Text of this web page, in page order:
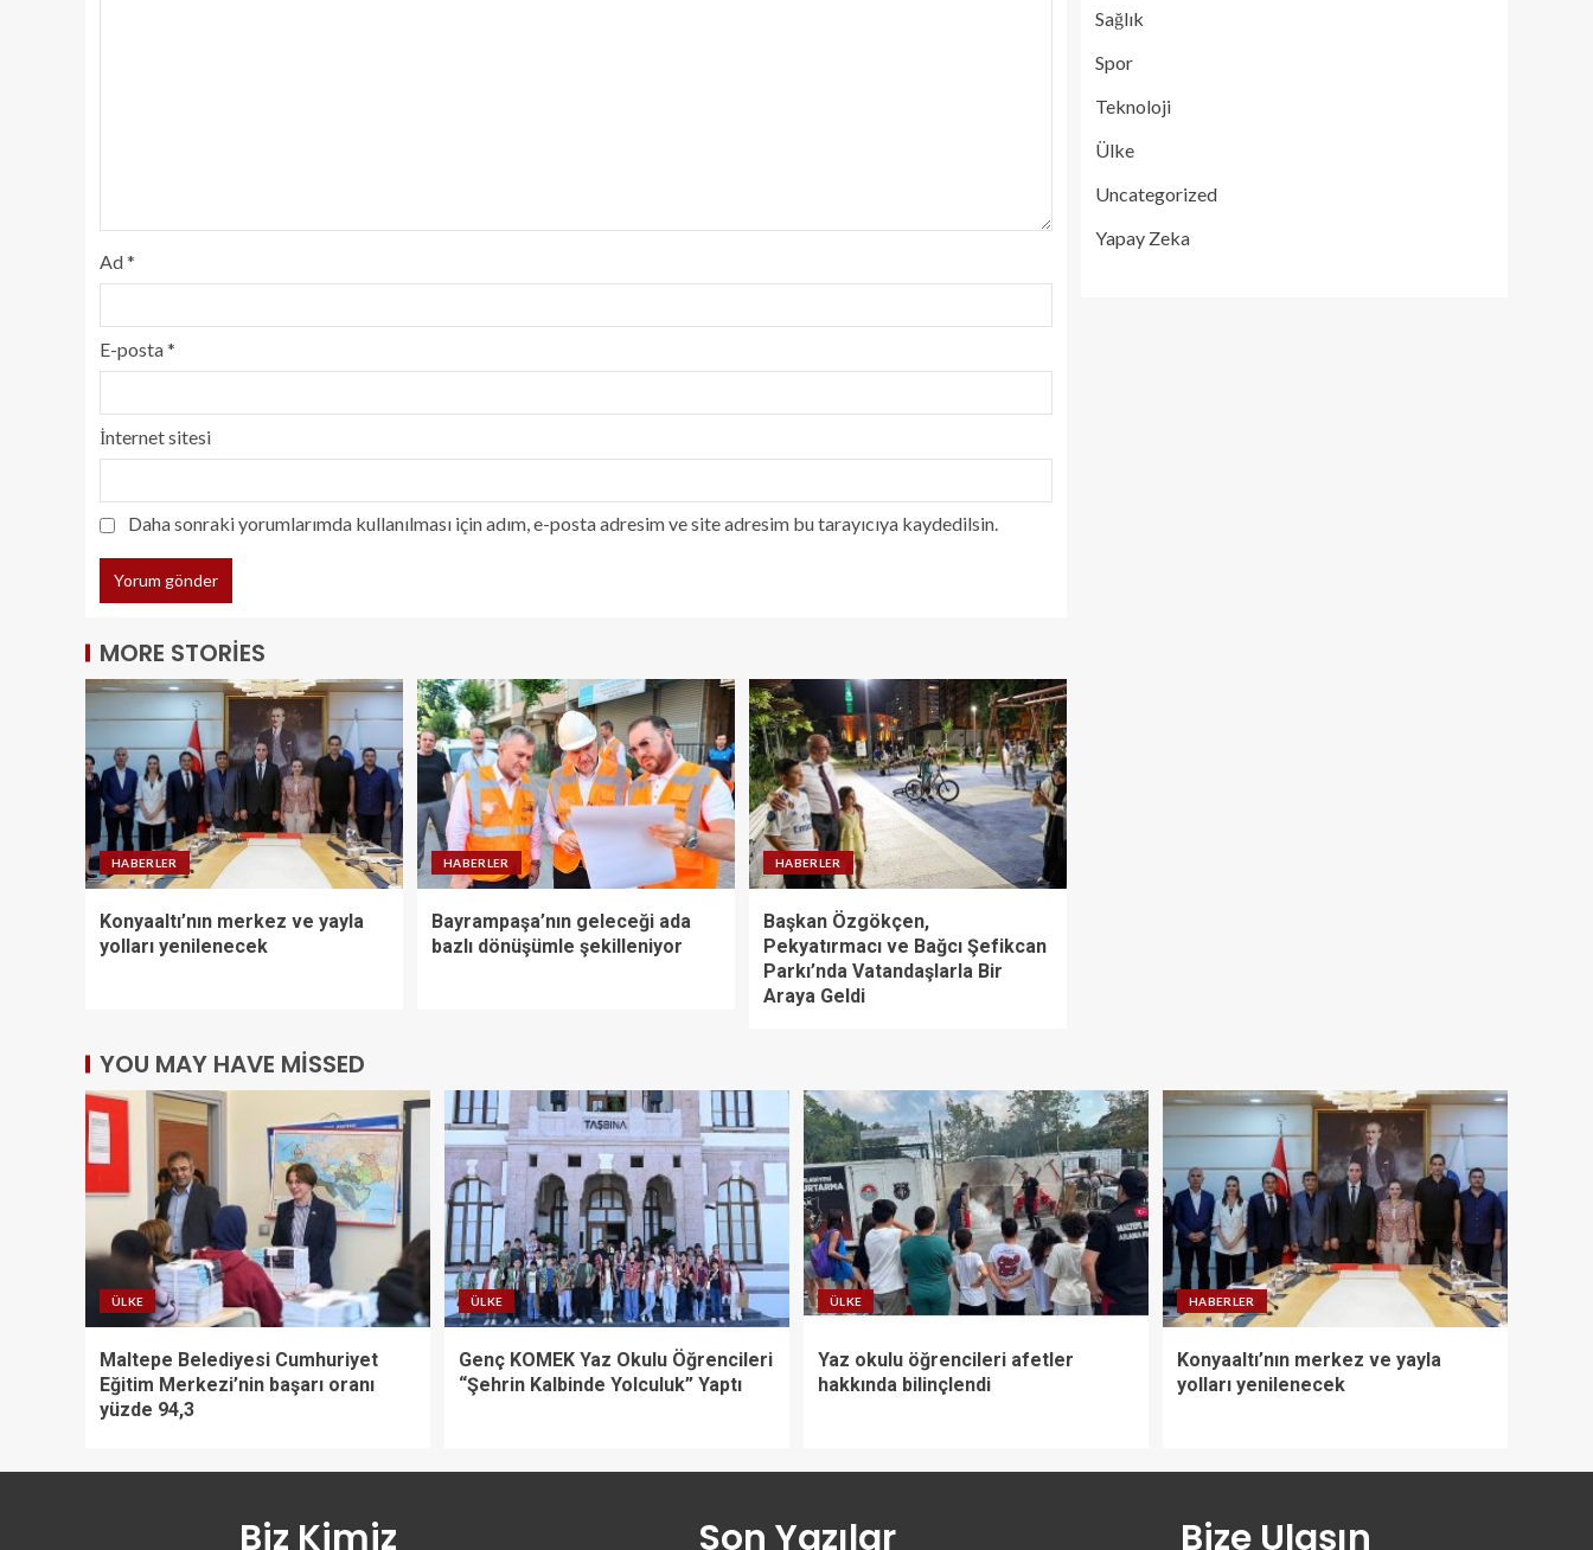
Ad*
E-posta*
İnternet sitesi
Daha sonraki yorumlarımda kullanılması için adım, e-posta adresim ve site adresim bu tarayıcıya kaydedilsin.
MORE STORIES
HABERLER
Konyaaltı’nın merkez ve yayla
yolları yenilenecek
HABERLER
Bayrampaşa’nın geleceği ada
bazlı dönüşümle şekilleniyor
HABERLER
Başkan Özgökçen,
Pekyatırmacı ve Bağcı Şefikcan
Parkı’nda Vatandaşlarla Bir
Araya Geldi
Sağlık
Spor
Teknoloji
Ülke
Uncategorized
Yapay Zeka
YOU MAY HAVE MISSED
ÜLKE
Maltepe Belediyesi Cumhuriyet
Eğitim Merkezi’nin başarı oranı
yüzde 94,3
ÜLKE
Genç KOMEK Yaz Okulu Öğrencileri
“Şehrin Kalbinde Yolculuk” Yaptı
ÜLKE
Yaz okulu öğrencileri afetler
hakkında bilinçlendi
HABERLER
Konyaaltı’nın merkez ve yayla
yolları yenilenecek
Biz Kimiz Son Yazılar Bize Ulaşın